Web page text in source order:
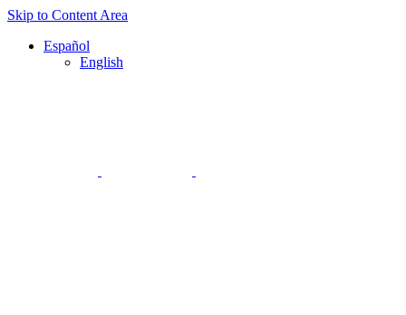
Skip to Content Area
Español
English